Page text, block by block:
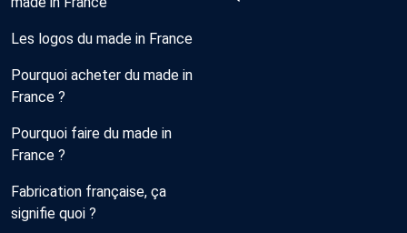
Les logos du made in France
Pourquoi acheter du made in
France ?
Pourquoi faire du made in
France ?
Fabrication française, ça
signifie quoi ?